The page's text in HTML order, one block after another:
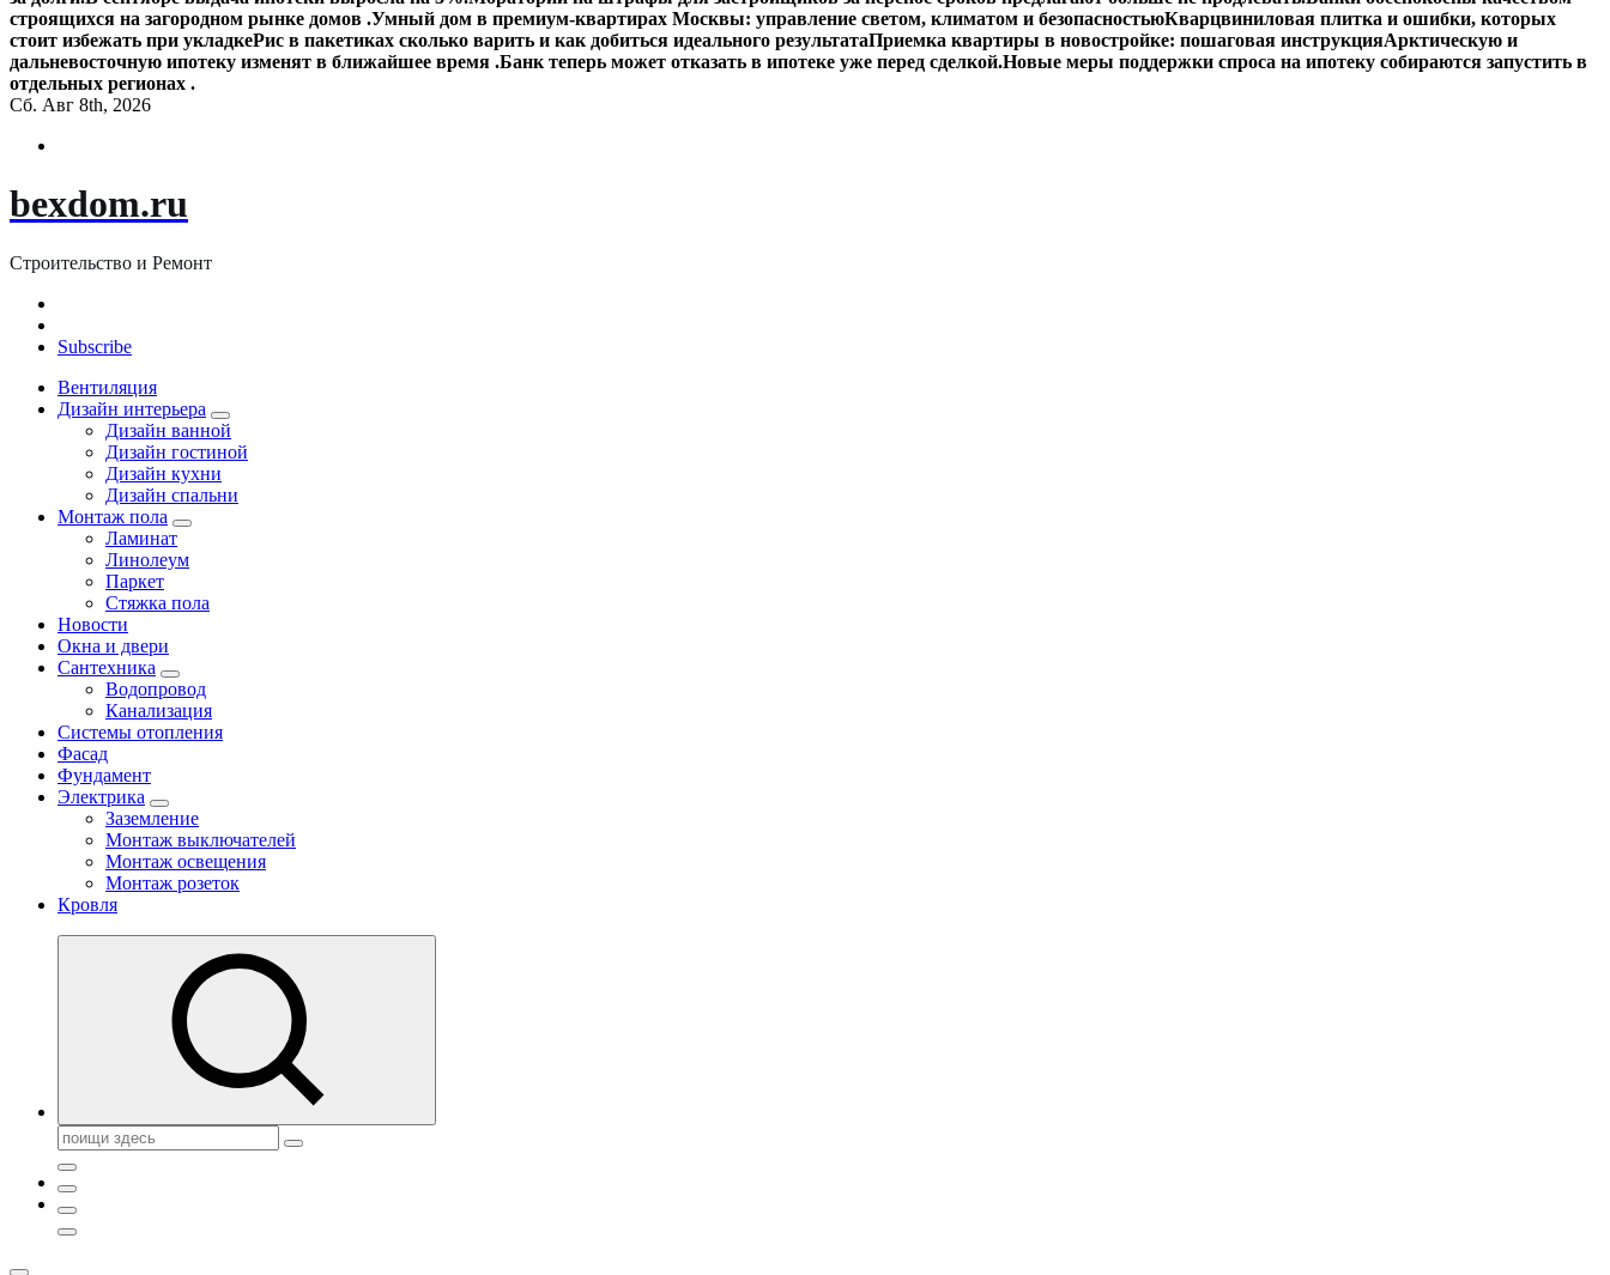
строящихся на загородном рынке домов .Умный дом в премиум-квартирах Москвы: управление светом, климатом и безопасностьюКварцвиниловая плитка и ошибки, которых
стоит избежать при укладкеРис в пакетиках сколько варить и как добиться идеального результатаПриемка квартиры в новостройке: пошаговая инструкцияАрктическую и
дальневосточную ипотеку изменят в ближайшее время .Банк теперь может отказать в ипотеке уже перед сделкой.Новые меры поддержки спроса на ипотеку собираются запустить в
отдельных регионах .
Сб. Авг 8th, 2026
bexdom.ru
Строительство и Ремонт
Subscribe
Вентиляция
Дизайн интерьера
Дизайн ванной
Дизайн гостиной
Дизайн кухни
Дизайн спальни
Монтаж пола
Ламинат
Линолеум
Паркет
Стяжка пола
Новости
Окна и двери
Сантехника
Водопровод
Канализация
Системы отопления
Фасад
Фундамент
Электрика
Заземление
Монтаж выключателей
Монтаж освещения
Монтаж розеток
Кровля
Поиск: